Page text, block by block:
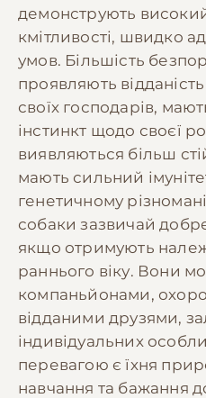
демонструють високий
кмітливості, швидко
умов. Більшість
проявляють
своїх господарів,
інстинкт щодо своєї
виявляються більш
мають сильний
генетичному
собаки зазвичай
якщо отримують
раннього віку. Вони
компаньйонами,
відданими друзями,
індивідуальних
перевагою є їхня
навчання та бажання